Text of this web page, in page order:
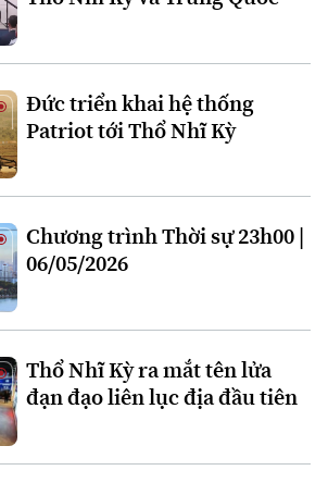
Đức triển khai hệ thống
Patriot tới Thổ Nhĩ Kỳ
Chương trình Thời sự 23h00 |
06/05/2026
Thổ Nhĩ Kỳ ra mắt tên lửa
đạn đạo liên lục địa đầu tiên